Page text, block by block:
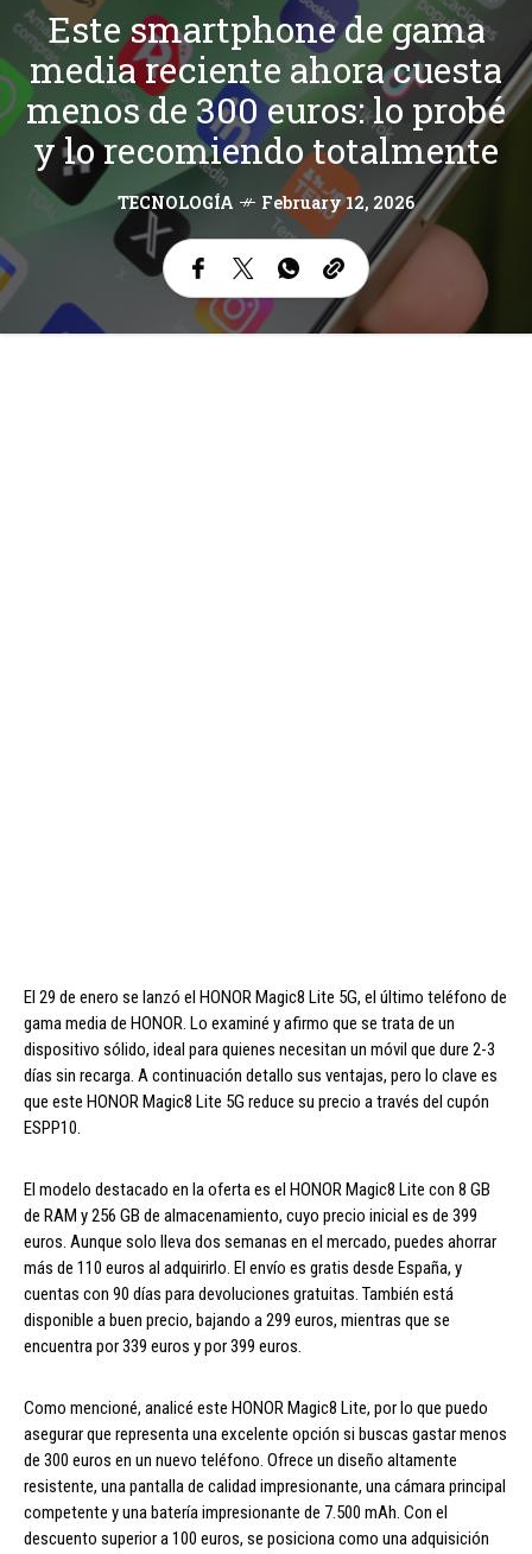
Este smartphone de gama
media reciente ahora cuesta
menos de 300 euros: lo probé
y lo recomiendo totalmente
TECNOLOGÍA February 12, 2026
El 29 de enero se lanzó el HONOR Magic8 Lite 5G, el último teléfono de
gama media de HONOR. Lo examiné y afirmo que se trata de un
dispositivo sólido, ideal para quienes necesitan un móvil que dure 2-3
días sin recarga. A continuación detallo sus ventajas, pero lo clave es
que este HONOR Magic8 Lite 5G reduce su precio a través del cupón
ESPP10.
El modelo destacado en la oferta es el HONOR Magic8 Lite con 8 GB
de RAM y 256 GB de almacenamiento, cuyo precio inicial es de 399
euros. Aunque solo lleva dos semanas en el mercado, puedes ahorrar
más de 110 euros al adquirirlo. El envío es gratis desde España, y
cuentas con 90 días para devoluciones gratuitas. También está
disponible a buen precio, bajando a 299 euros, mientras que se
encuentra por 339 euros y por 399 euros.
Como mencioné, analicé este HONOR Magic8 Lite, por lo que puedo
asegurar que representa una excelente opción si buscas gastar menos
de 300 euros en un nuevo teléfono. Ofrece un diseño altamente
resistente, una pantalla de calidad impresionante, una cámara principal
competente y una batería impresionante de 7.500 mAh. Con el
descuento superior a 100 euros, se posiciona como una adquisición